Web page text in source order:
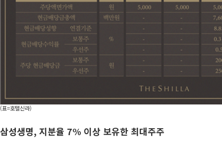
(표=호텔신라)
삼성생명, 지분율 7% 이상 보유한 최대주주